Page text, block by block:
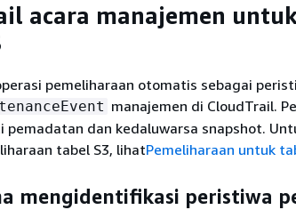
acara manajemen
pemeliharaan otomatis sebagai
manajemen di CloudTrail.
pemadatan dan kedaluwarsa snapshot.
tabel S3, lihatPemeliharaan untuk
mengidentifikasi peristiwa